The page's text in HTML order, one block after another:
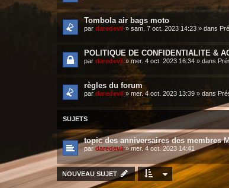
Tombola air bags moto
par daredevil » sam. 7 oct. 2023 14:23 » dans
POLITIQUE DE CONFIDENTIALITE &
par daredevil»mer. 4 oct. 2023 16:34 » dans
règles du forum
par daredevil » mer. 4 oct. 2023 13:39 » dans
SUJETS
topic des anniversaires des membres
par daredevil»mer. 4 oct. 2023 14:41
NOUVEAU SUJET